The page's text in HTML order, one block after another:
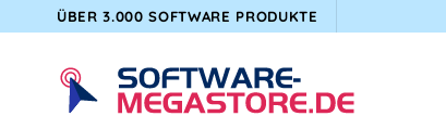
springen
ÜBER 3.000 SOFTWARE PRODUKTE